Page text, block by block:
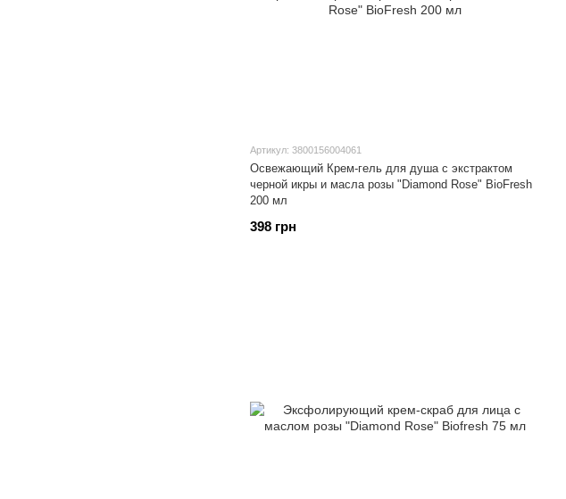
Артикул: 3800156004061
Освежающий Крем-гель для душа с экстрактом
черной икры и масла розы "Diamond Rose" BioFresh
200 мл
398 грн